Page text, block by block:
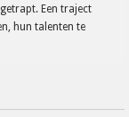
Een traject
hun talenten te